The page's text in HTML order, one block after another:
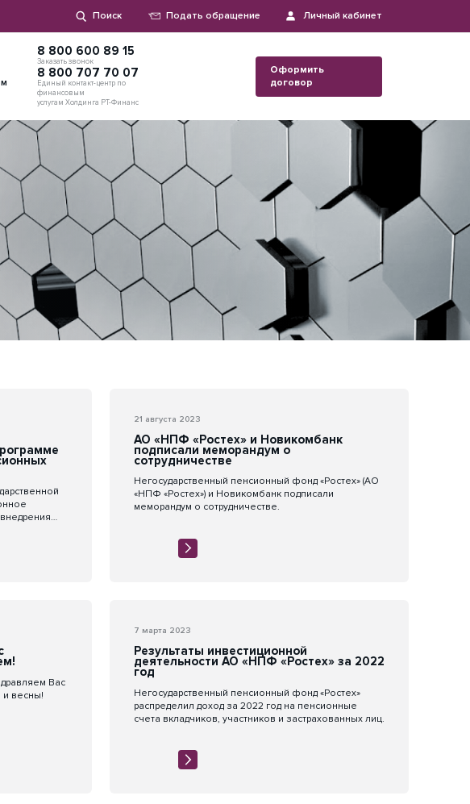
Поиск Подать обращение Личный кабинет
8 800 600 89 15
Заказать звонок
8 800 707 70 07
Единый контакт-центр по
финансовым
услугам Холдинга РТ-Финанс
Оформить
договор
21 августа 2023
АО «НПФ «Ростех» и Новикомбанк
подписали меморандум о
сотрудничестве
Негосударственный пенсионный фонд «Ростех» (АО
«НПФ «Ростех») и Новикомбанк подписали
меморандум о сотрудничестве.
Вас
и весны!
7 марта 2023
Результаты инвестиционной
деятельности АО «НПФ «Ростех» за 2022
год
Негосударственный пенсионный фонд «Ростех»
распределил доход за 2022 год на пенсионные
счета вкладчиков, участников и застрахованных лиц.